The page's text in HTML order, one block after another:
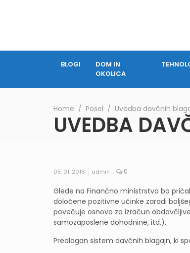
BLOGI
DOM IN
OKOLICA
Home ∕ Posel ∕ Uvedba davčnih
UVEDBA
05. 01. 2016 admin 0
Glede na Finančno ministrstvo bo
določene pozitivne učinke zaradi
povečuje osnovo za izračun
samozaposlene dohodnine, itd.).
Predlagan sistem davčnih blagajn, ki